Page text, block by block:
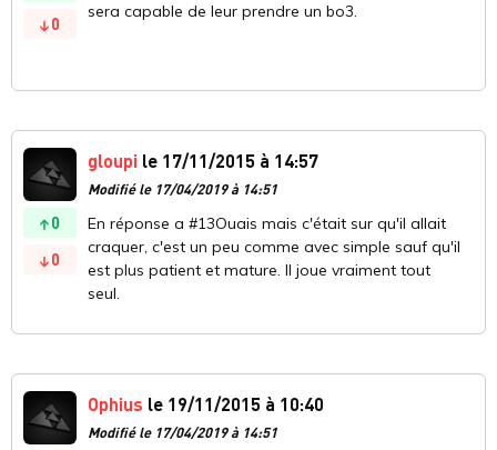
0
sera capable de leur prendre un bo3.
0
0
gloupi le 17/11/2015 à 14:57
Modifié le 17/04/2019 à 14:51
En réponse a #13Ouais mais c'était sur qu'il allait
craquer, c'est un peu comme avec simple sauf qu'il
est plus patient et mature. Il joue vraiment tout
seul.
Ophius le 19/11/2015 à 10:40
Modifié le 17/04/2019 à 14:51